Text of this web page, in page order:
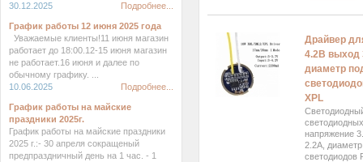
Драйвер
4.2В выход
диаметр
XPL
напряжение
2.2А,
светодиодов
30.12.2025
Подробнее...
График работы 12 июня 2025 года
Уважаемые клиенты!11 июня магазин
работает до 18:00.12-15 июня магазин
не работает.16 июня и далее по
обычному графику. ...
10.06.2025
Подробнее...
График работы на майские
праздники 2025г.
График работы на майские праздники
2025 г.:- 30 апреля сокращеный
предпраздничный день на 1 час. - 1